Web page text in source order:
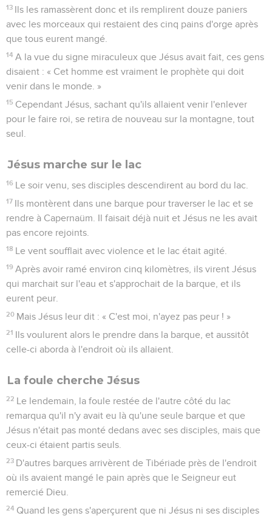
13 Ils les ramassèrent donc et ils remplirent douze paniers
avec les morceaux qui restaient des cinq pains d'orge après
que tous eurent mangé.
14 A la vue du signe miraculeux que Jésus avait fait, ces gens
disaient : « Cet homme est vraiment le prophète qui doit
venir dans le monde. »
15 Cependant Jésus, sachant qu'ils allaient venir l'enlever
pour le faire roi, se retira de nouveau sur la montagne, tout
seul.
Jésus marche sur le lac
16 Le soir venu, ses disciples descendirent au bord du lac.
17 Ils montèrent dans une barque pour traverser le lac et se
rendre à Capernaüm. Il faisait déjà nuit et Jésus ne les avait
pas encore rejoints.
18 Le vent soufflait avec violence et le lac était agité.
19 Après avoir ramé environ cinq kilomètres, ils virent Jésus
qui marchait sur l'eau et s'approchait de la barque, et ils
eurent peur.
20 Mais Jésus leur dit : « C'est moi, n'ayez pas peur ! »
21 Ils voulurent alors le prendre dans la barque, et aussitôt
celle-ci aborda à l'endroit où ils allaient.
La foule cherche Jésus
22 Le lendemain, la foule restée de l'autre côté du lac
remarqua qu'il n'y avait eu là qu'une seule barque et que
Jésus n'était pas monté dedans avec ses disciples, mais que
ceux-ci étaient partis seuls.
23 D'autres barques arrivèrent de Tibériade près de l'endroit
où ils avaient mangé le pain après que le Seigneur eut
remercié Dieu.
24 Quand les gens s'aperçurent que ni Jésus ni ses disciples